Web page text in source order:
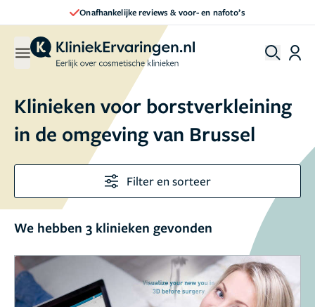
Onafhankelijke reviews & voor- en nafoto’s
Klinieken voor borstverkleining
in de omgeving van Brussel
Filter en sorteer
We hebben 3 klinieken gevonden